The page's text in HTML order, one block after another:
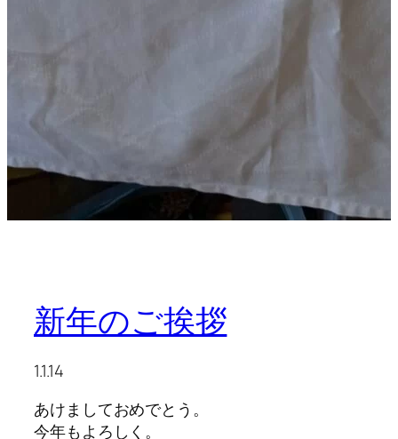
新年のご挨拶
1.1.14
あけましておめでとう。
今年もよろしく。